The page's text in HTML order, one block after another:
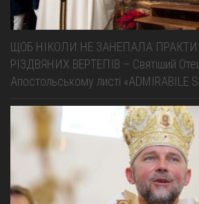
ЩОБ НІКОЛИ НЕ ЗАНЕПАЛА
РІЗДВЯНИХ ВЕРТЕПІВ – Святіший
Апостольському листі «ADMIRABILE